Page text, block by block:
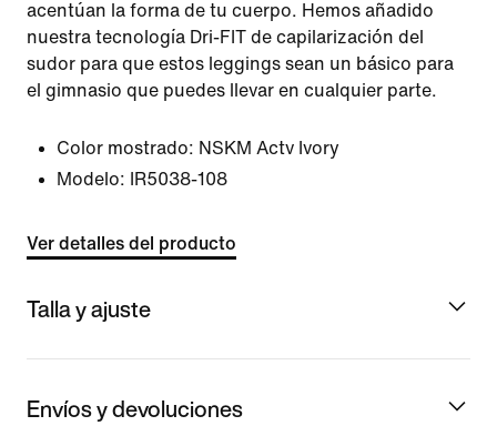
acentúan la forma de tu cuerpo. Hemos añadido
nuestra tecnología Dri-FIT de capilarización del
sudor para que estos leggings sean un básico para
el gimnasio que puedes llevar en cualquier parte.
Color mostrado: NSKM Actv Ivory
Modelo:
IR5038-108
Ver detalles del producto
Talla y ajuste
Envíos y devoluciones